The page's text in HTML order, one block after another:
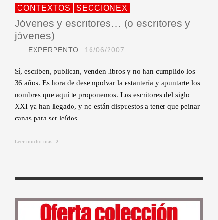
CONTEXTOS SECCIONEX
Jóvenes y escritores… (o escritores y
jóvenes)
EXPERPENTO 16/06/2007
Sí, escriben, publican, venden libros y no han cumplido los
36 años. Es hora de desempolvar la estantería y apuntarte los
nombres que aquí te proponemos. Los escritores del siglo
XXI ya han llegado, y no están dispuestos a tener que peinar
canas para ser leídos.
Leer mucho más